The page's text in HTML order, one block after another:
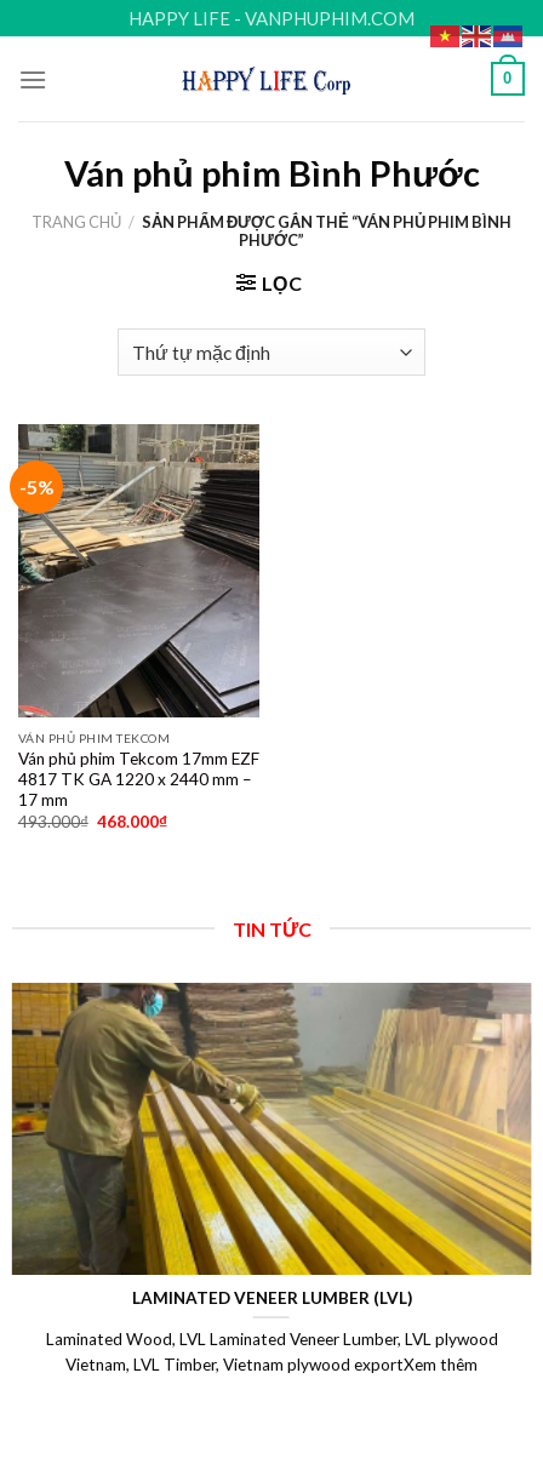
to
content
HAPPY LIFE - VANPHUPHIM.COM
0
Ván phủ phim Bình Phước
TRANG CHỦ / SẢN PHẨM ĐƯỢC GẮN THẺ “VÁN PHỦ PHIM BÌNH
PHƯỚC”
LỌC
-5%
VÁN PHỦ PHIM TEKCOM
Ván phủ phim Tekcom 17mm EZF
4817 TK GA 1220 x 2440 mm –
17 mm
493.000₫ 468.000₫
TIN TỨC
LAMINATED VENEER LUMBER (LVL)
Laminated Wood, LVL Laminated Veneer Lumber, LVL plywood
Vietnam, LVL Timber, Vietnam plywood exportXem thêm